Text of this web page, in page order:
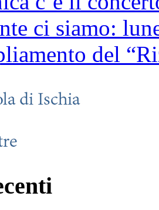
ci siamo:
del